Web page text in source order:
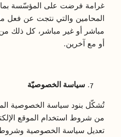
غرامة فرضت على المؤسّسة بما
المحامين والتي نتجت عن فعل
مباشر أو غير مباشر، كل ذلك
أو مع آخرين.
سياسة الخصوصيّة
تُشكّل بنود سياسة الخصوصية
من شروط استخدام الموقع
تعديل سياسة الخصوصية